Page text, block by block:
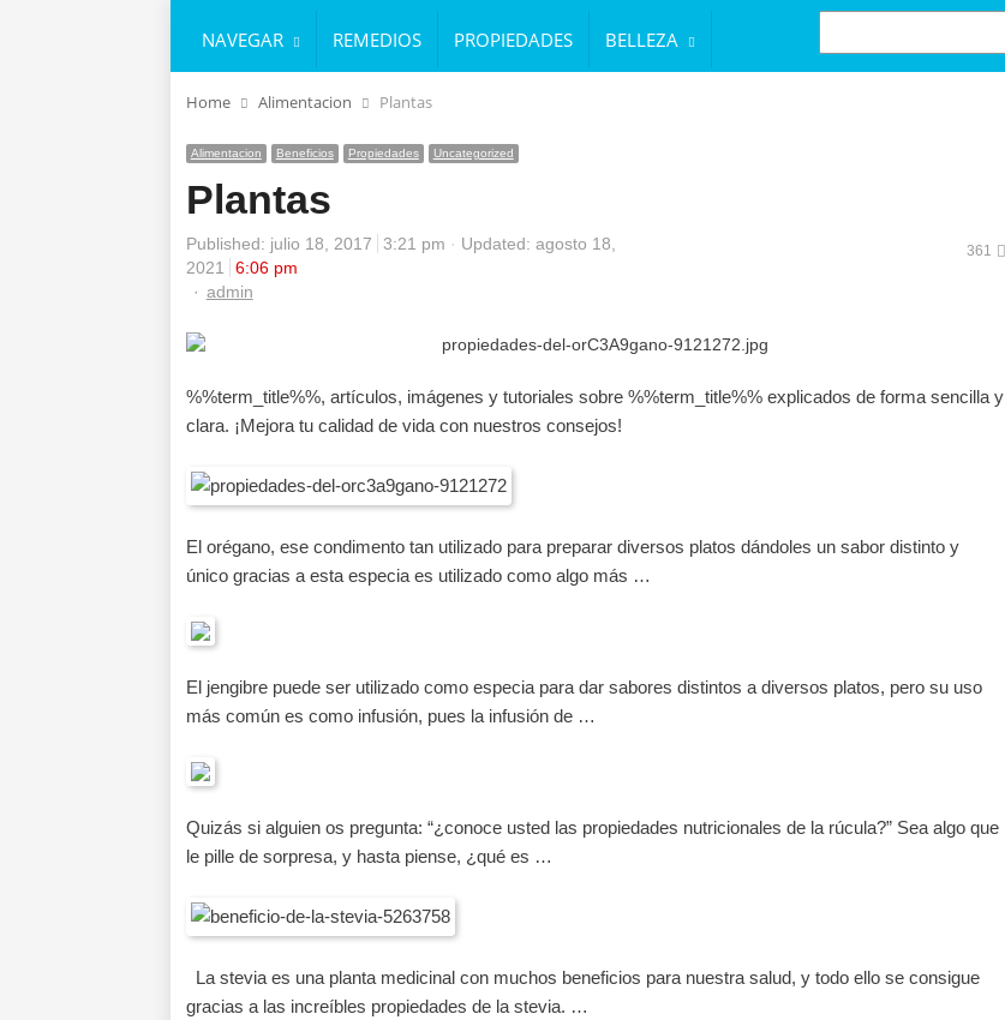
NAVEGAR REMEDIOS PROPIEDADES BELLEZA
BUSCAR
Home Alimentacion Plantas
Alimentacion Beneficios Propiedades Uncategorized
Plantas
Published: julio 18, 2017 3:21 pm
Updated: agosto 18,
2021
6:06 pm
Author
admin
361
%%term_title%%, artículos, imágenes y tutoriales sobre %%term_title%% explicados de forma sencilla y
clara. ¡Mejora tu calidad de vida con nuestros consejos!
El orégano, ese condimento tan utilizado para preparar diversos platos dándoles un sabor distinto y
único gracias a esta especia es utilizado como algo más …
El jengibre puede ser utilizado como especia para dar sabores distintos a diversos platos, pero su uso
más común es como infusión, pues la infusión de …
Quizás si alguien os pregunta: “¿conoce usted las propiedades nutricionales de la rúcula?” Sea algo que
le pille de sorpresa, y hasta piense, ¿qué es …
La stevia es una planta medicinal con muchos beneficios para nuestra salud, y todo ello se consigue
gracias a las increíbles propiedades de la stevia. …